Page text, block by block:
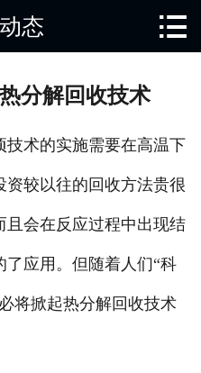
服务项目
新闻动态
态 
分解回收技术
技术的实施需要在高温下
较以往的回收方法贵很
且会在反应过程中出现结
应用。但随着人们“科
将掀起热分解回收技术